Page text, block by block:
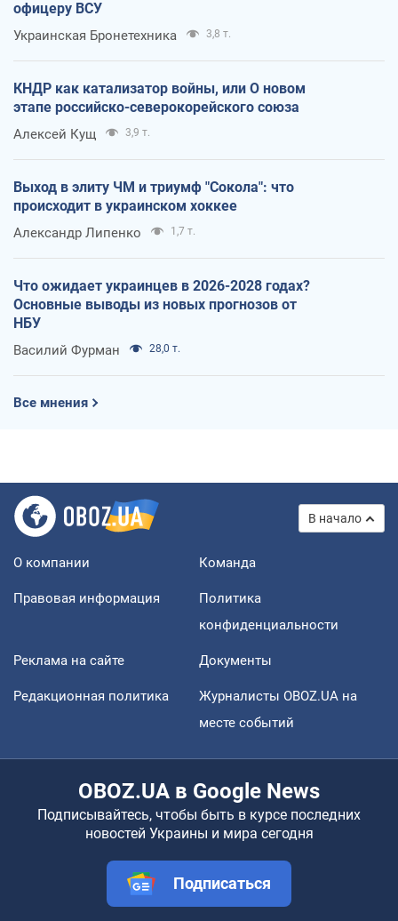
офицеру ВСУ
Украинская Бронетехника 3,8 т.
КНДР как катализатор войны, или О новом
этапе российско-северокорейского союза
Алексей Кущ 3,9 т.
Выход в элиту ЧМ и триумф "Сокола": что
происходит в украинском хоккее
Александр Липенко 1,7 т.
Что ожидает украинцев в 2026-2028 годах?
Основные выводы из новых прогнозов от
НБУ
Василий Фурман 28,0 т.
Все мнения
В начало
О компании Команда
Правовая информация
Политика
конфиденциальности
Реклама на сайте Документы
Редакционная политика
Журналисты OBOZ.UA на
месте событий
OBOZ.UA в Google News
Подписывайтесь, чтобы быть в курсе последних
новостей Украины и мира сегодня
Подписаться